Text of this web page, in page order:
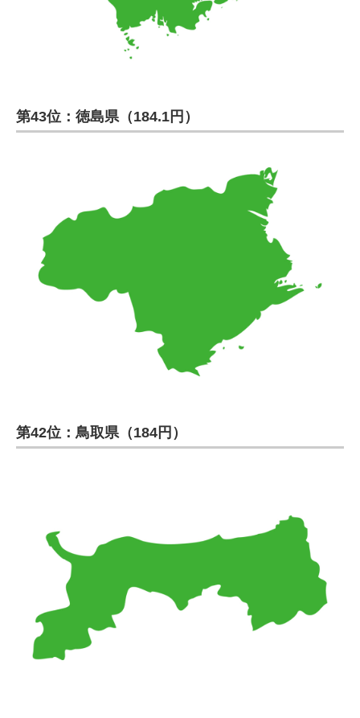
第43位：徳島県（184.1円）
第42位：鳥取県（184円）